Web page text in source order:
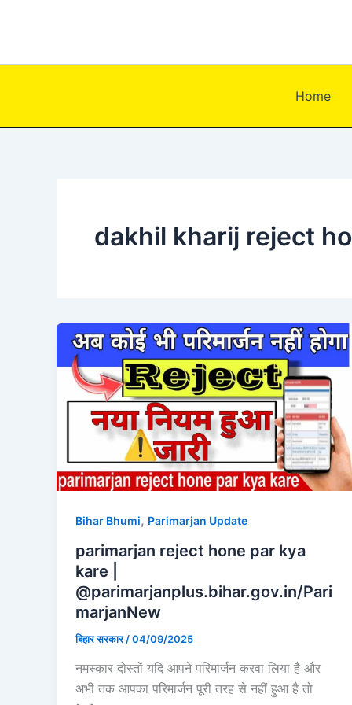
Home
dakhil kharij reject
Bihar Bhumi, Parimarjan Update
parimarjan reject hone par kya
kare |
@parimarjanplus.bihar.gov.in/Pari
marjanNew
बिहार सरकार/04/09/2025
नमस्कार दोस्तों यदि आपने परिमार्जन करवा लिया है और
अभी तक आपका परिमार्जन पूरी तरह से नहीं हुआ है तो